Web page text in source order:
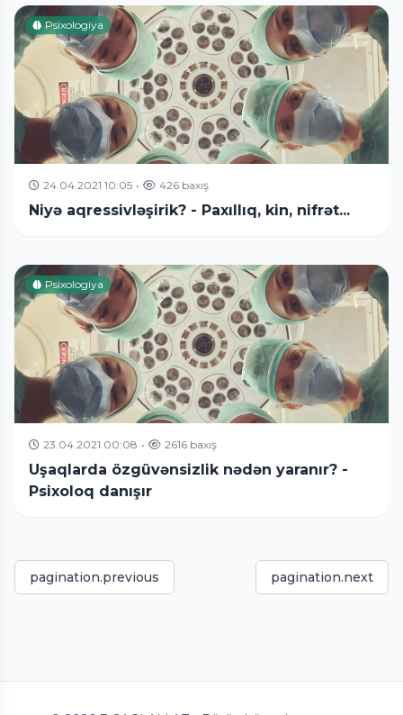
Psixologiya
24.04.2021 10:05 • 426 baxış
Niyə aqressivləşirik? - Paxıllıq, kin, nifrət...
Psixologiya
23.04.2021 00:08 • 2616 baxış
Uşaqlarda özgüvənsizlik nədən yaranır? -
Psixoloq danışır
pagination.previous pagination.next